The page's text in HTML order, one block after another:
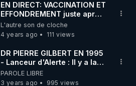
EN DIRECT: VACCINATION ET
EFFONDREMENT juste après!
Hélas DCD voir vidéo (1035)
L'autre son de cloche
4 years ago
111 views
DR PIERRE GILBERT EN 1995
- Lanceur d'Alerte : Il y a la
polution qui est injecté dans
les vènes
PAROLE LIBRE
3 years ago
995 views